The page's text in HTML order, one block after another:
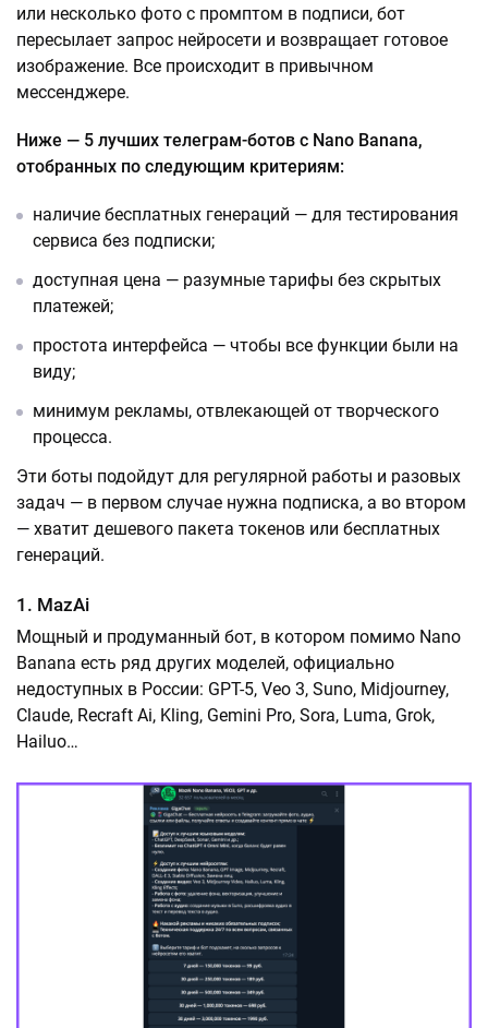
или несколько фото с промптом в подписи, бот
пересылает запрос нейросети и возвращает готовое
изображение. Все происходит в привычном
мессенджере.
Ниже — 5 лучших телеграм-ботов с Nano Banana,
отобранных по следующим критериям:
наличие бесплатных генераций — для тестирования
сервиса без подписки;
доступная цена — разумные тарифы без скрытых
платежей;
простота интерфейса — чтобы все функции были на
виду;
минимум рекламы, отвлекающей от творческого
процесса.
Эти боты подойдут для регулярной работы и разовых
задач — в первом случае нужна подписка, а во втором
— хватит дешевого пакета токенов или бесплатных
генераций.
1. MazAi
Мощный и продуманный бот, в котором помимо Nano
Banana есть ряд других моделей, официально
недоступных в России: GPT-5, Veo 3, Suno, Midjourney,
Claude, Recraft Ai, Kling, Gemini Pro, Sora, Luma, Grok,
Hailuo…